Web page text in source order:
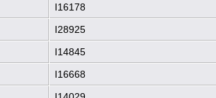
I16178
I28925
I14845
I16668